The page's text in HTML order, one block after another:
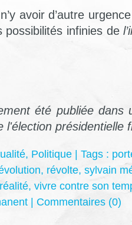
avoir d’autre
possibilités infinies de
été publiée dans
l'élection présidentielle
, Politique | Tags :
, révolte, sylvain
, vivre contre son
| Commentaires (0)